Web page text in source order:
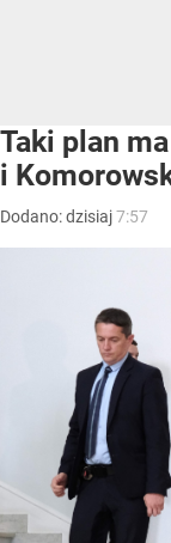
Taki plan
i
Dodano:dzisiaj7:57